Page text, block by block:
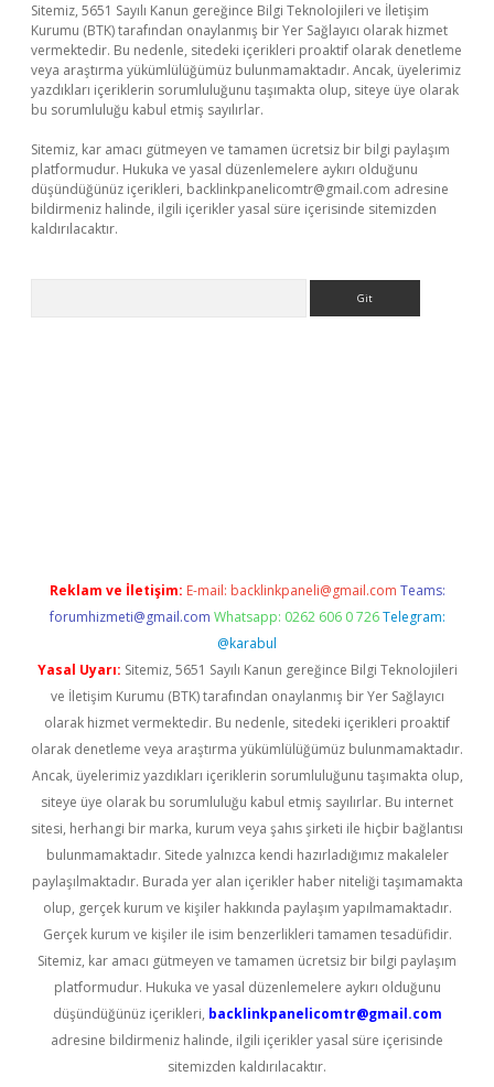
Sitemiz, 5651 Sayılı Kanun gereğince Bilgi Teknolojileri ve İletişim
Kurumu (BTK) tarafından onaylanmış bir Yer Sağlayıcı olarak hizmet
vermektedir. Bu nedenle, sitedeki içerikleri proaktif olarak denetleme
veya araştırma yükümlülüğümüz bulunmamaktadır. Ancak, üyelerimiz
yazdıkları içeriklerin sorumluluğunu taşımakta olup, siteye üye olarak
bu sorumluluğu kabul etmiş sayılırlar.
Sitemiz, kar amacı gütmeyen ve tamamen ücretsiz bir bilgi paylaşım
platformudur. Hukuka ve yasal düzenlemelere aykırı olduğunu
düşündüğünüz içerikleri, backlinkpanelicomtr@gmail.com adresine
bildirmeniz halinde, ilgili içerikler yasal süre içerisinde sitemizden
kaldırılacaktır.
Reklam ve İletişim: E-mail: backlinkpaneli@gmail.com Teams:
forumhizmeti@gmail.com Whatsapp: 0262 606 0 726 Telegram:
@karabul
Yasal Uyarı: Sitemiz, 5651 Sayılı Kanun gereğince Bilgi Teknolojileri
ve İletişim Kurumu (BTK) tarafından onaylanmış bir Yer Sağlayıcı
olarak hizmet vermektedir. Bu nedenle, sitedeki içerikleri proaktif
olarak denetleme veya araştırma yükümlülüğümüz bulunmamaktadır.
Ancak, üyelerimiz yazdıkları içeriklerin sorumluluğunu taşımakta olup,
siteye üye olarak bu sorumluluğu kabul etmiş sayılırlar. Bu internet
sitesi, herhangi bir marka, kurum veya şahıs şirketi ile hiçbir bağlantısı
bulunmamaktadır. Sitede yalnızca kendi hazırladığımız makaleler
paylaşılmaktadır. Burada yer alan içerikler haber niteliği taşımamakta
olup, gerçek kurum ve kişiler hakkında paylaşım yapılmamaktadır.
Gerçek kurum ve kişiler ile isim benzerlikleri tamamen tesadüfidir.
Sitemiz, kar amacı gütmeyen ve tamamen ücretsiz bir bilgi paylaşım
platformudur. Hukuka ve yasal düzenlemelere aykırı olduğunu
düşündüğünüz içerikleri, backlinkpanelicomtr@gmail.com
adresine bildirmeniz halinde, ilgili içerikler yasal süre içerisinde
sitemizden kaldırılacaktır.